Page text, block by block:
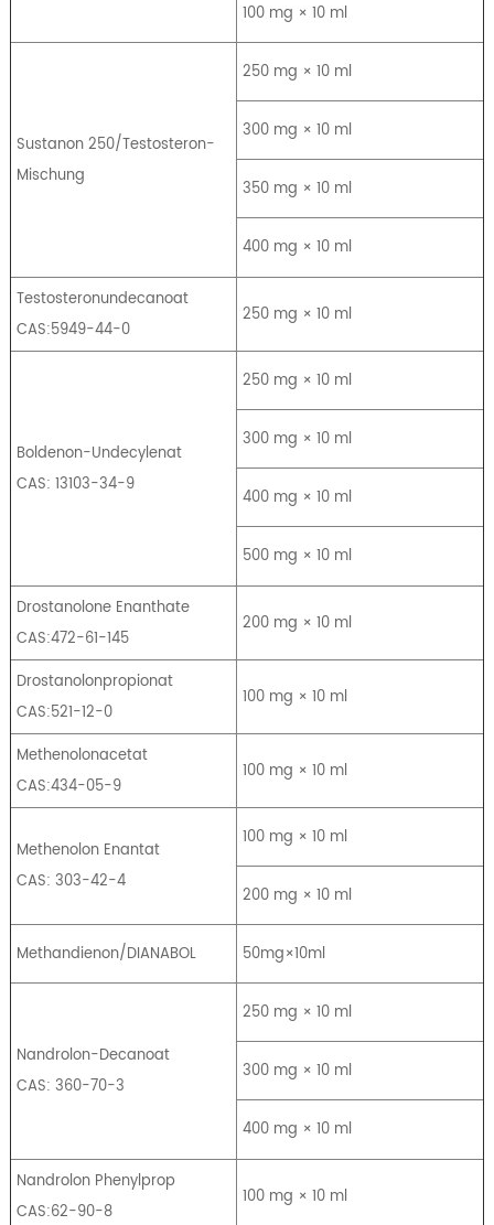
100 mg × 10 ml
Sustanon 250/Testosteron-
Mischung
250 mg × 10 ml
300 mg × 10 ml
350 mg × 10 ml
400 mg × 10 ml
Testosteronundecanoat
CAS:5949-44-0
250 mg × 10 ml
Boldenon-Undecylenat
CAS: 13103-34-9
250 mg × 10 ml
300 mg × 10 ml
400 mg × 10 ml
500 mg × 10 ml
Drostanolone Enanthate
CAS:472-61-145
200 mg × 10 ml
Drostanolonpropionat
CAS:521-12-0
100 mg × 10 ml
Methenolonacetat
CAS:434-05-9
100 mg × 10 ml
Methenolon Enantat
CAS: 303-42-4
100 mg × 10 ml
200 mg × 10 ml
Methandienon/DIANABOL 50mg×10ml
Nandrolon-Decanoat
CAS: 360-70-3
250 mg × 10 ml
300 mg × 10 ml
400 mg × 10 ml
Nandrolon Phenylprop
CAS:62-90-8
100 mg × 10 ml